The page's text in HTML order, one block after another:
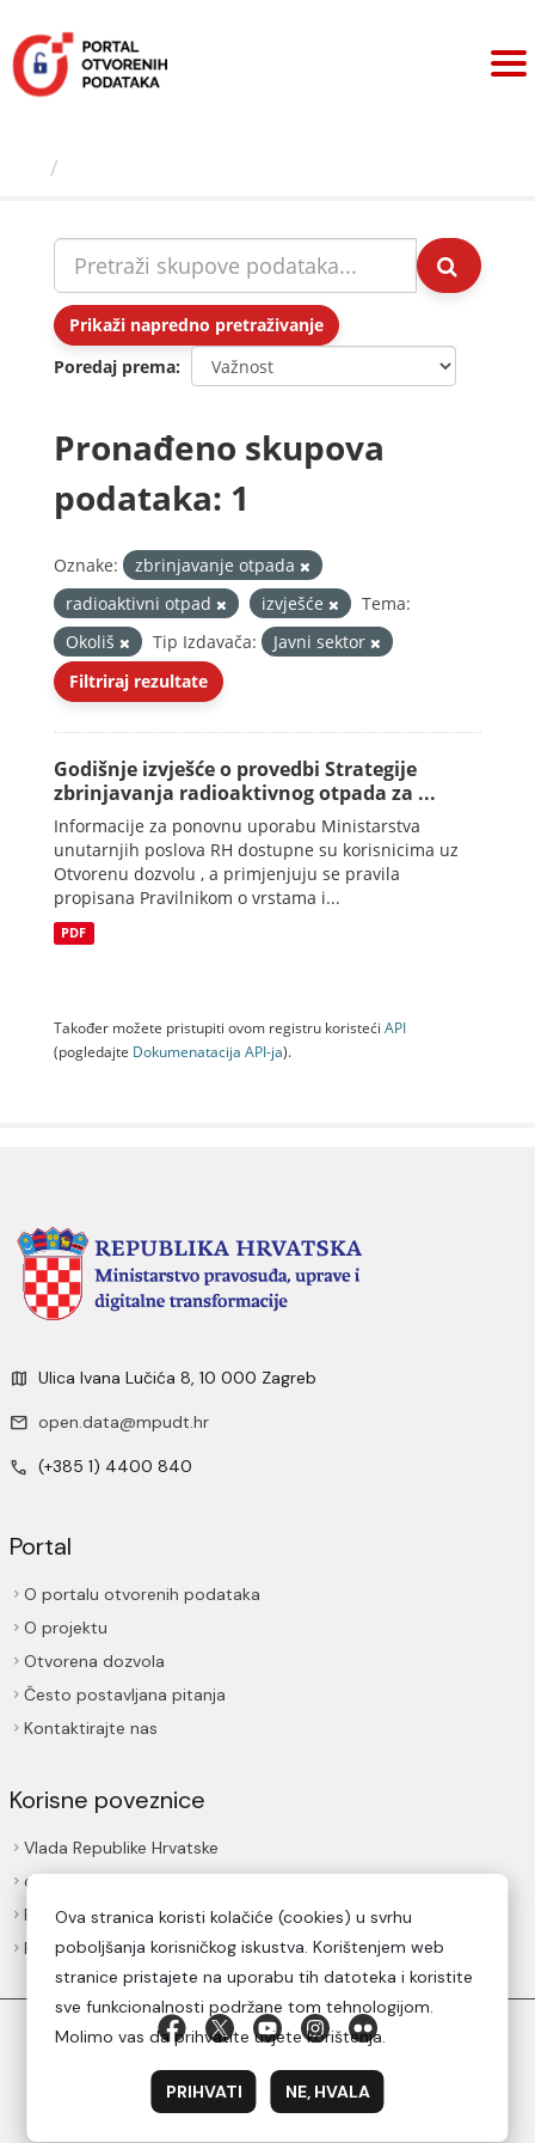
sadržaj
Prikaži napredno pretraživanje
Poredaj prema
Pronađeno skupova
podataka: 1
Oznake:
zbrinjavanje otpada
radioaktivni otpad
izvješće
Tema:
Okoliš
Tip Izdavača:
Javni sektor
Filtriraj rezultate
Godišnje izvješće o provedbi Strategije
zbrinjavanja radioaktivnog otpada za ...
Informacije za ponovnu uporabu Ministarstva
unutarnjih poslova RH dostupne su korisnicima uz
Otvorenu dozvolu , a primjenjuju se pravila
propisana Pravilnikom o vrstama i...
PDF
Također možete pristupiti ovom registru koristeći API
(pogledajte Dokumenаtаcijа API-jа).